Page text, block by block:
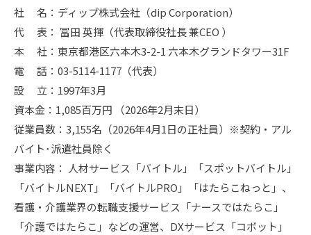
社 名：ディップ株式会社（dip Corporation）
代 表： 冨田 英揮（代表取締役社長 兼CEO ）
本 社：東京都港区六本木3-2-1 六本木グランドタワー31F
電 話：03-5114-1177（代表）
設 立：1997年3月
資本金：1,085百万円 （2026年2月末日）
従業員数：3,155名（2026年4月1日の正社員）※契約・アル
バイト･派遣社員除く
事業内容： 人材サービス「バイトル」「スポットバイトル」
「バイトルNEXT」「バイトルPRO」「はたらこねっと」、
看護・介護業界の転職支援サービス「ナースではたらこ」
「介護ではたらこ」などの運営、DXサービス「コボット」